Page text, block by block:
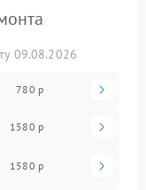
09.08.2026
780 р
1580 р
1580 р